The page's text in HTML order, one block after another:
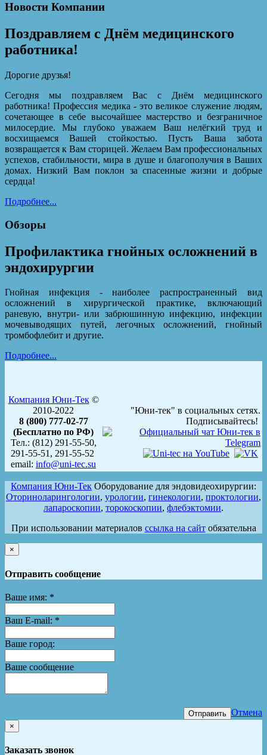
Новости Компании
Поздравляем с Днём медицинского
работника!
Дорогие друзья!
Сегодня мы поздравляем Вас с Днём медицинского
работника! Профессия медика - это великое служение людям,
сочетающее в себе высочайшее мастерство и безграничное
милосердие. Мы глубоко уважаем Ваш нелёгкий труд и
восхищаемся Вашей стойкостью. Пусть Ваша забота
возвращается к Вам сторицей. Желаем Вам профессиональных
успехов, стабильности, мира в душе и благополучия в Ваших
домах. Низкий Вам поклон за спасенные жизни и добрые
сердца!
Подробнее...
Обзоры
Профилактика гнойных осложнений в
эндохирургии
Гнойная инфекция - наиболее распространенный вид
осложнений в хирургической практике, включающий
раневую, внутри- или забрюшинную инфекцию, инфекции
мочевыводящих путей, легочных осложнений, гнойный
тромбофлебит и другие.
Подробнее...
Компания Юни-Тек©
2010-2022
8 (800) 777-02-77
(Бесплатно по РФ)
Тел.: (812) 291-55-50,
291-55-51, 291-55-52
email: info@uni-tec.su
"Юни-тек" в социальных сетях.
Подписывайтесь!
Компания Юни-Тек Оборудование для эндовидеохирургии:
Оториноларингологии, урологии, гинекологии, проктологии,
лапароскопии, торокоскопии, флебэктомии.
При использовании материалов ссылка на сайтобязательна
×
Отправить сообщение
Ваше имя: *
Ваш E-mail: *
Ваше город:
Ваше сообщение
Отправить Отмена
×
Заказать звонок